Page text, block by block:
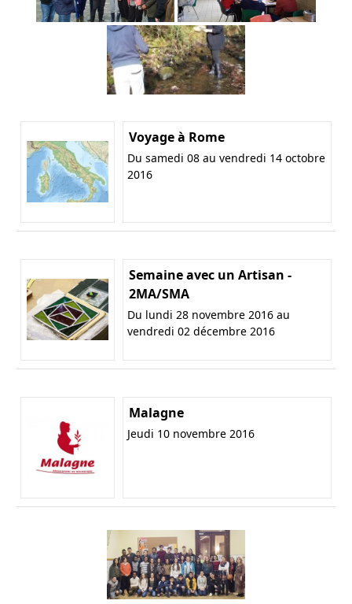
Voyage à Rome
Du samedi 08 au vendredi 14 octobre
2016
Semaine avec un Artisan -
2MA/SMA
Du lundi 28 novembre 2016 au
vendredi 02 décembre 2016
Malagne
Jeudi 10 novembre 2016